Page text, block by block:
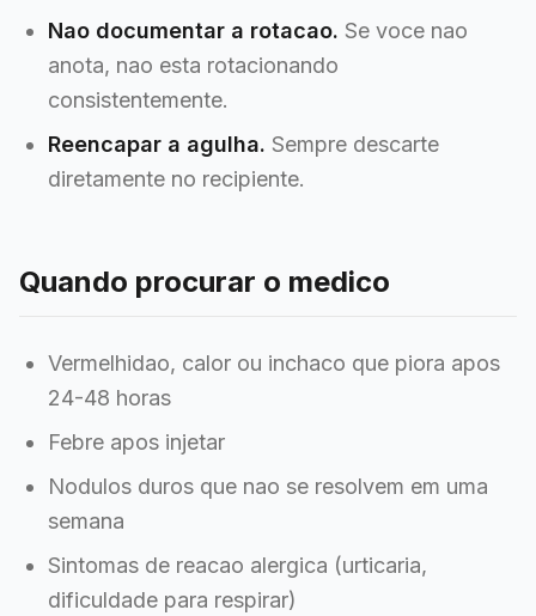
Nao documentar a rotacao. Se voce nao
anota, nao esta rotacionando
consistentemente.
Reencapar a agulha. Sempre descarte
diretamente no recipiente.
Quando procurar o medico
Vermelhidao, calor ou inchaco que piora apos
24-48 horas
Febre apos injetar
Nodulos duros que nao se resolvem em uma
semana
Sintomas de reacao alergica (urticaria,
dificuldade para respirar)